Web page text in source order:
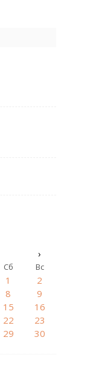
›
Сб Вс
1
2
8
9
15
16
22
23
29
30